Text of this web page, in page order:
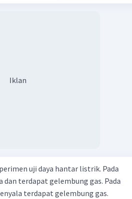
Iklan
uji daya hantar listrik. Pada
terdapat gelembung gas. Pada
terdapat gelembung gas.